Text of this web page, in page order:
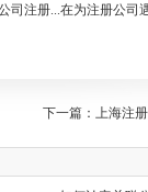
司注册...在为注册公司
下一篇： 上海注